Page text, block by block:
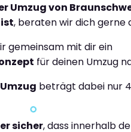
Umzug von
, beraten wir dich gerne
gemeinsam mit dir ein
für deinen Umzug
beträgt dabei nur
sicher, dass innerhalb